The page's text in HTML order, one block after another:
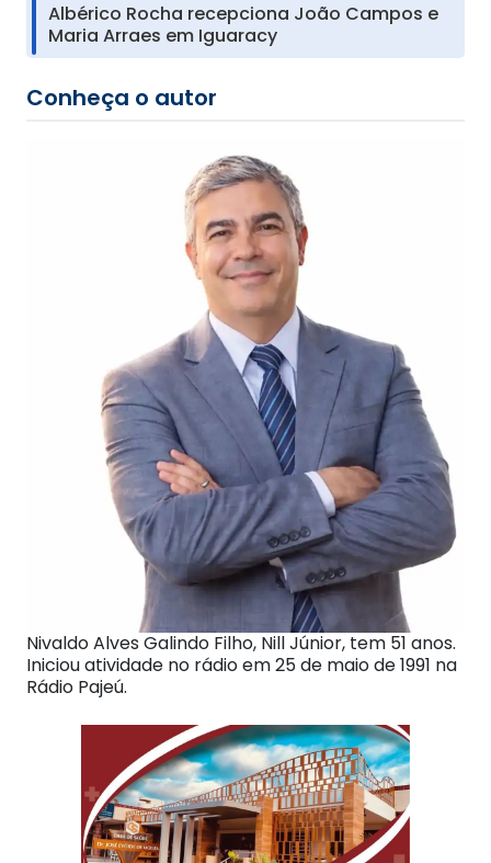
Albérico Rocha recepciona João Campos e
Maria Arraes em Iguaracy
Conheça o autor
Nivaldo Alves Galindo Filho, Nill Júnior, tem 51 anos.
Iniciou atividade no rádio em 25 de maio de 1991 na
Rádio Pajeú.